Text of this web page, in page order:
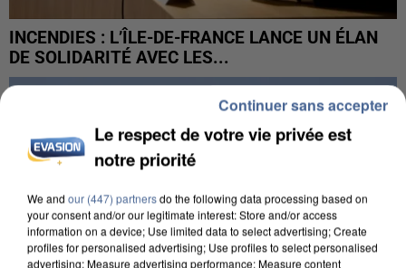
INCENDIES : L’ÎLE-DE-FRANCE LANCE UN ÉLAN
DE SOLIDARITÉ AVEC LES...
Le respect de votre vie privée est
notre priorité
We and our (447) partnersdo the following data processing based on
your consent and/or our legitimate interest: Store and/or access
information on a device; Use limited data to select advertising; Create
profiles for personalised advertising; Use profiles to select personalised
advertising; Measure advertising performance; Measure content
Continuer sans accepter